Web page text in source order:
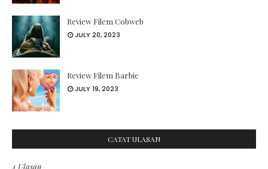
Review Filem Cobweb
JULY 20, 2023
Review Filem Barbie
JULY 19, 2023
CATAT ULASAN
4 Ulasan